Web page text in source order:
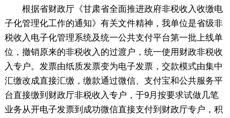
根据省财政厅《甘肃省全面推进政府非税收入收缴电
子化管理化工作的通知》有关文件精神，我单位是省级非
税收入电子化管理系统及统一公共支付平台第一批上线单
位，撤销原来的非税收入的过渡户，统一使用财政非税收
入专户。发票由纸质发票变为电子发票，交款模式由集中
汇缴改成直接汇缴，缴款通过微信、支付宝和公共服务平
台直接缴到财政厅非税收入专户，于9月按要求试做几笔
业务从开电子发票到成功微信直接支付到财政厅专户，积